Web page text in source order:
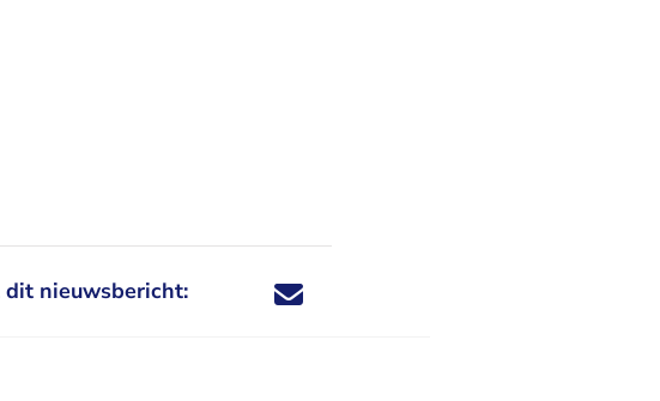
dit nieuwsbericht: Deel dit nieuwsbericht via X - U verlaat
Deel dit nieuwsbericht via Facebook - U
Deel dit nieuwsbericht via e-mail
Deel dit nieuwsbericht via LinkedIn - U